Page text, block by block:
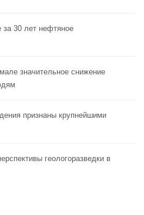
30 лет нефтяное
значительное снижение
признаны крупнейшими
геологоразведки в